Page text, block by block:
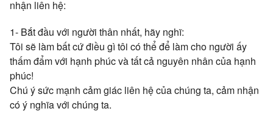
nhận liên hệ:
1- Bắt đầu với người thân nhất, hãy nghĩ:
Tôi sẽ làm bất cứ điều gì tôi có thể để làm cho người ấy
thấm đẩm với hạnh phúc và tất cả nguyên nhân của hạnh
phúc!
Chú ý sức mạnh cảm giác liên hệ của chúng ta, cảm nhận
có ý nghĩa với chúng ta.